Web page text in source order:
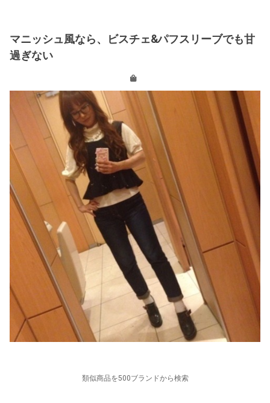
マニッシュ風なら、ビスチェ&パフスリーブでも甘
過ぎない
類似商品を500ブランドから検索